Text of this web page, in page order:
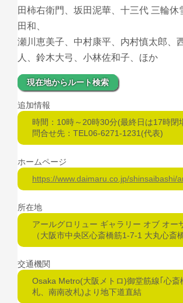
田柿右衛門、坂田泥華、十三代 三輪休
田和、
瀬川恵美子、中村康平、内村慎太郎、
人、鈴木大弓、小林佐和子、ほか
現在地からルート検索
追加情報
時間：10時～20時30分(最終日は17時閉
問合せ先：TEL06-6271-1231(代表)
ホームページ
https://www.daimaru.co.jp/shinsaibashi/
所在地
アールグロリュー ギャラリー オブ オー
（大阪市中央区心斎橋筋1-7-1 大丸心斎
交通機関
Osaka Metro(大阪メトロ)御堂筋線｢心斎
札、南南改札)より地下道直結